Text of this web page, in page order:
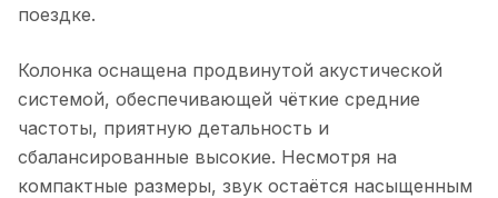
поездке.
Колонка оснащена продвинутой акустической
системой, обеспечивающей чёткие средние
частоты, приятную детальность и
сбалансированные высокие. Несмотря на
компактные размеры, звук остаётся насыщенным